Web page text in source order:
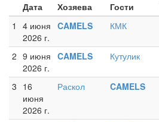
Дата Хозяева Гости
1
4 июня
2026 г.
CAMELS КМК
2 9 июня
2026 г.
CAMELS Кутулик
3 16
июня
2026 г.
Раскол CAMELS